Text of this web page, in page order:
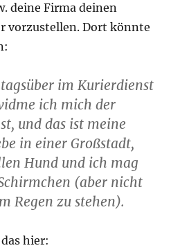
deine Firma deinen
vorzustellen. Dort könnte
im Kurierdienst
ich mich der
und das ist meine
in einer Großstadt,
Hund und ich mag
(aber nicht
Regen zu stehen).
hier: